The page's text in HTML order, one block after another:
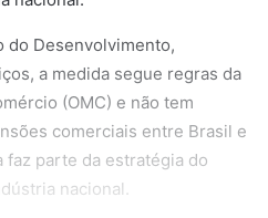
do Desenvolvimento,
a medida segue regras da
(OMC) e não tem
comerciais entre Brasil e
faz parte da estratégia do
nacional.